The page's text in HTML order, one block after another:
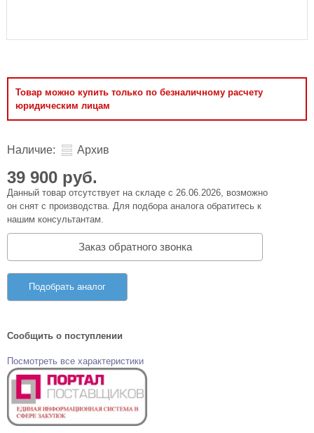
Товар можно купить только по безналичному расчету
юридическим лицам
Наличие: Архив
39 900 руб.
Данный товар отсутствует на складе с 26.06.2026, возможно
он снят с производства. Для подбора аналога обратитесь к
нашим консультантам.
Заказ обратного звонка
Подобрать аналог
Сообщить о поступлении
Посмотреть все характеристики